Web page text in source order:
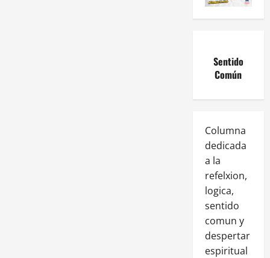
Sentido
Común
Columna
dedicada
a la
refelxion,
logica,
sentido
comun y
despertar
espiritual